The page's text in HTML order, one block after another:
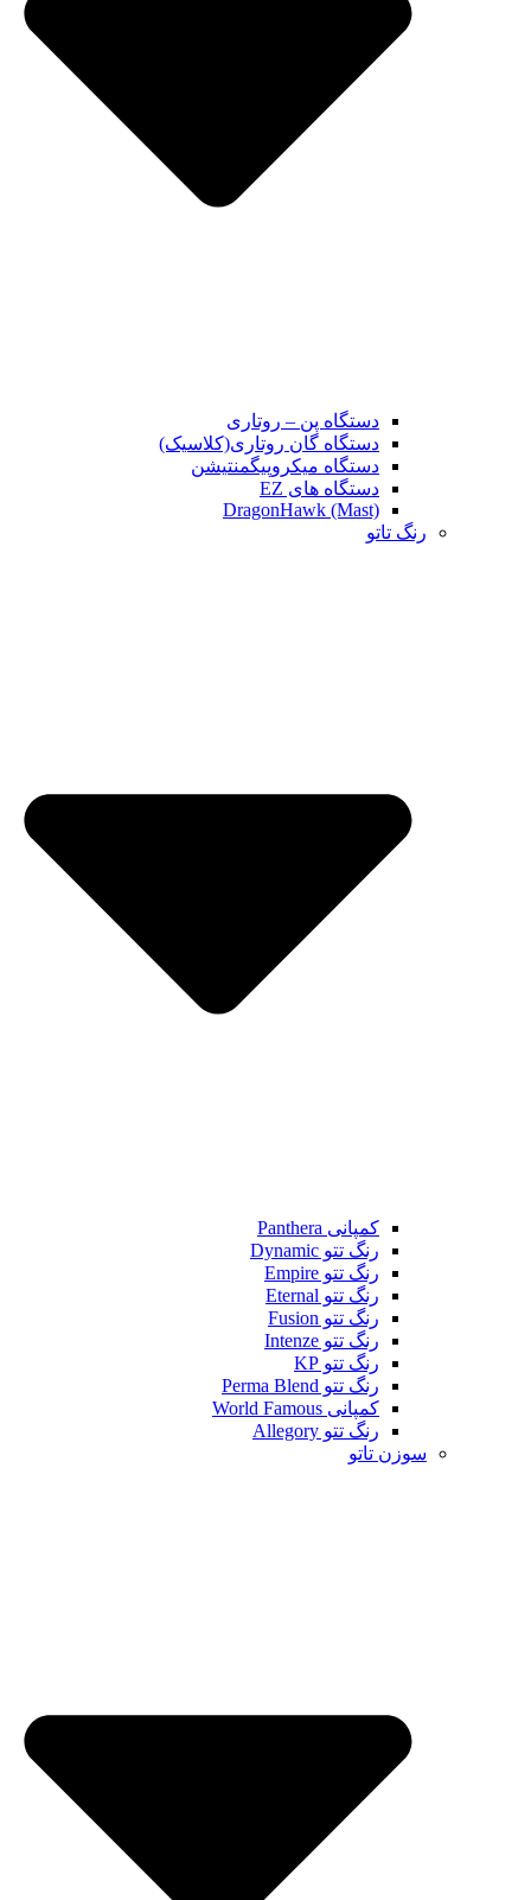
دستگاه پن – روتاری
دستگاه گان روتاری(کلاسیک)
دستگاه میکروپیگمنتیشن
دستگاه های EZ
DragonHawk (Mast)
رنگ تاتو
کمپانی Panthera
رنگ تتو Dynamic
رنگ تتو Empire
رنگ تتو Eternal
رنگ تتو Fusion
رنگ تتو Intenze
رنگ تتو KP
رنگ تتو Perma Blend
کمپانی World Famous
رنگ تتو Allegory
سوزن تاتو